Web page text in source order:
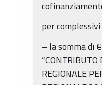
per
– la somma di
“CONTRIBUTO
REGIONALE